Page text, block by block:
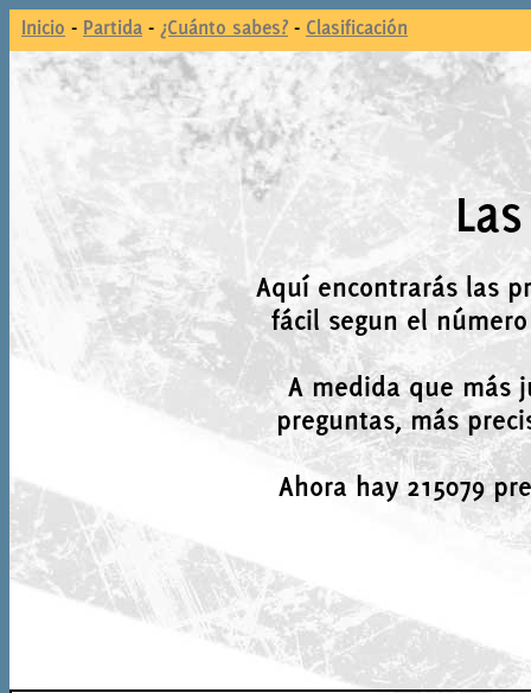
Inicio - Partida - ¿Cuánto sabes? - Clasificación
Aquí encontrarás las
fácil segun el
A medida que más
preguntas, más
Ahora hay 215079